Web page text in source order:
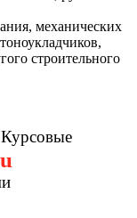
механических
строительного